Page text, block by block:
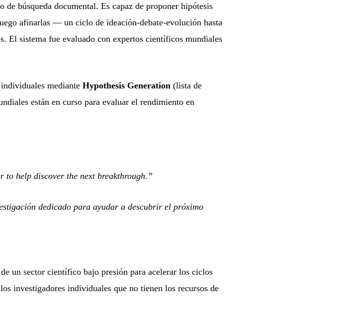
búsqueda documental. Es capaz de proponer hipótesis
afinarlas — un ciclo de ideación-debate-evolución hasta
El sistema fue evaluado con expertos científicos mundiales
mediante Hypothesis Generation (lista de
están en curso para evaluar el rendimiento en
to help discover the next breakthrough.”
dedicado para ayudar a descubrir el próximo
un sector científico bajo presión para acelerar los ciclos
investigadores individuales que no tienen los recursos de